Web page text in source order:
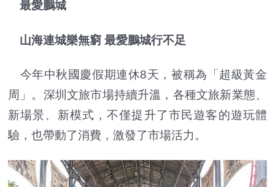
最愛鵬城
山海連城樂無窮 最愛鵬城行不足
今年中秋國慶假期連休8天，被稱為「超級黃金
周」。深圳文旅市場持續升溫，各種文旅新業態、
新場景、新模式，不僅提升了市民遊客的遊玩體
驗，也帶動了消費，激發了市場活力。